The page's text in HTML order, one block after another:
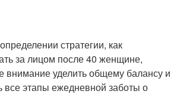
стратегии, как
за лицом после 40 женщине,
внимание уделить общему балансу и
все этапы ежедневной заботы о